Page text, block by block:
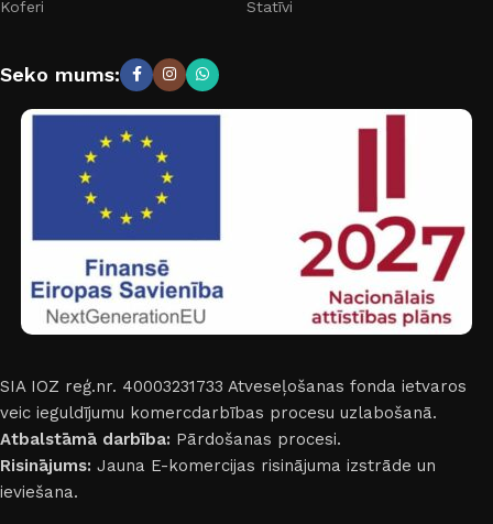
Koferi Statīvi
Seko mums:
SIA IOZ reģ.nr. 40003231733 Atveseļošanas fonda ietvaros
veic ieguldījumu komercdarbības procesu uzlabošanā.
Atbalstāmā darbība: Pārdošanas procesi.
Risinājums: Jauna E-komercijas risinājuma izstrāde un
ieviešana.